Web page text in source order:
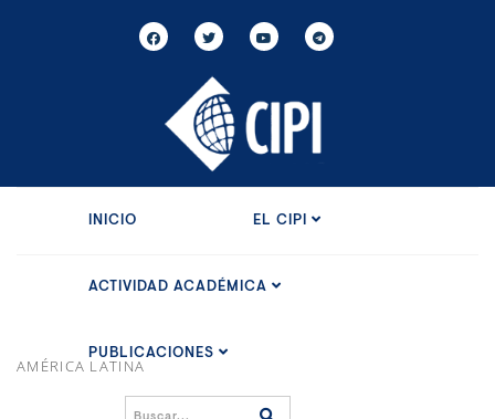
INICIO EL CIPI
ACTIVIDAD ACADÉMICA
PUBLICACIONES
AMÉRICA LATINA